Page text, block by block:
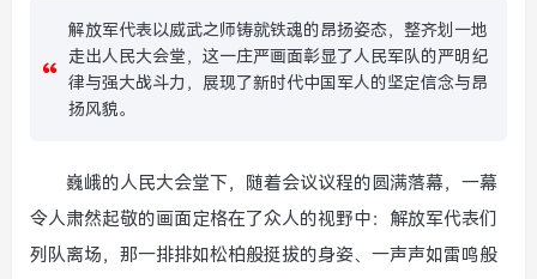
解放军代表以威武之师铸就铁魂的昂扬姿态，整齐划一地
走出人民大会堂，这一庄严画面彰显了人民军队的严明纪
律与强大战斗力，展现了新时代中国军人的坚定信念与昂
扬风貌。
巍峨的人民大会堂下，随着会议议程的圆满落幕，一幕
令人肃然起敬的画面定格在了众人的视野中：解放军代表们
列队离场，那一排排如松柏般挺拔的身姿、一声声如雷鸣般